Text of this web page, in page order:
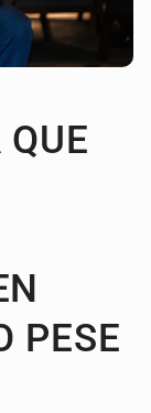
PESE